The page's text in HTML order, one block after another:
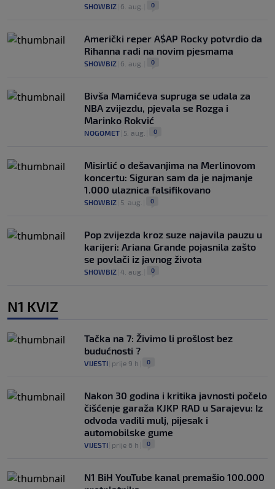
SHOWBIZ 6. aug. 0
Američki reper A$AP Rocky potvrdio da
Rihanna radi na novim pjesmama
SHOWBIZ 6. aug. 0
Bivša Mamićeva supruga se udala za
NBA zvijezdu, pjevala se Rozga i
Marinko Rokvić
NOGOMET 5. aug. 0
Misirlić o dešavanjima na Merlinovom
koncertu: Siguran sam da je najmanje
1.000 ulaznica falsifikovano
SHOWBIZ 5. aug. 0
Pop zvijezda kroz suze najavila pauzu u
karijeri: Ariana Grande pojasnila zašto
se povlači iz javnog života
SHOWBIZ 4. aug. 0
N1 KVIZ
Tačka na 7: Živimo li prošlost bez
budućnosti ?
VIJESTI prije 9 h 0
Nakon 30 godina i kritika javnosti počelo
čišćenje garaža KJKP RAD u Sarajevu: Iz
odvoda vadili mulj, pijesak i
automobilske gume
VIJESTI prije 6 h 0
N1 BiH YouTube kanal premašio 100.000